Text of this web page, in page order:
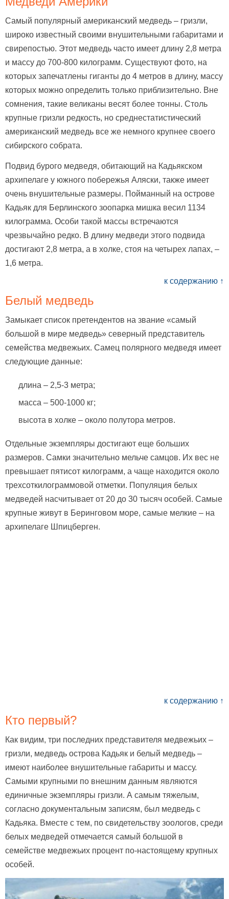
Самый популярный американский медведь – гризли,
широко известный своими внушительными габаритами и
свирепостью. Этот медведь часто имеет длину 2,8 метра
и массу до 700-800 килограмм. Существуют фото, на
которых запечатлены гиганты до 4 метров в длину, массу
которых можно определить только приблизительно. Вне
сомнения, такие великаны весят более тонны. Столь
крупные гризли редкость, но среднестатистический
американский медведь все же немного крупнее своего
сибирского собрата.
Подвид бурого медведя, обитающий на Кадьякском
архипелаге у южного побережья Аляски, также имеет
очень внушительные размеры. Пойманный на острове
Кадьяк для Берлинского зоопарка мишка весил 1134
килограмма. Особи такой массы встречаются
чрезвычайно редко. В длину медведи этого подвида
достигают 2,8 метра, а в холке, стоя на четырех лапах, –
1,6 метра.
к содержанию ↑
Белый медведь
Замыкает список претендентов на звание «самый
большой в мире медведь» северный представитель
семейства медвежьих. Самец полярного медведя имеет
следующие данные:
длина – 2,5-3 метра;
масса – 500-1000 кг;
высота в холке – около полутора метров.
Отдельные экземпляры достигают еще больших
размеров. Самки значительно мельче самцов. Их вес не
превышает пятисот килограмм, а чаще находится около
трехсоткилограммовой отметки. Популяция белых
медведей насчитывает от 20 до 30 тысяч особей. Самые
крупные живут в Беринговом море, самые мелкие – на
архипелаге Шпицберген.
к содержанию ↑
Кто первый?
Как видим, три последних представителя медвежьих –
гризли, медведь острова Кадьяк и белый медведь –
имеют наиболее внушительные габариты и массу.
Самыми крупными по внешним данным являются
единичные экземпляры гризли. А самым тяжелым,
согласно документальным записям, был медведь с
Кадьяка. Вместе с тем, по свидетельству зоологов, среди
белых медведей отмечается самый большой в
семействе медвежьих процент по-настоящему крупных
особей.